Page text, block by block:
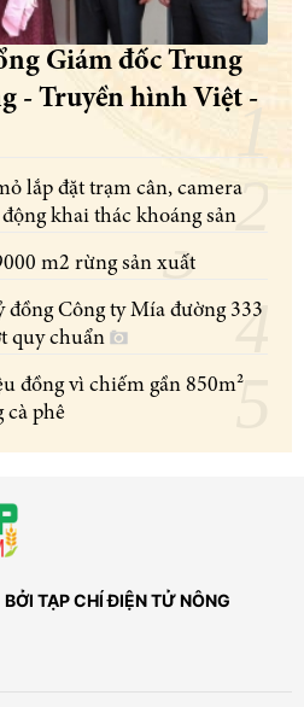
Giám đốc Trung
- Truyền hình Việt -
lắp đặt trạm cân, camera
khai thác khoáng sản
Phát hiện vụ phá hơn 9000 m2 rừng sản xuất
Công ty Mía đường 333
quy chuẩn
đồng vì chiếm gần 850m²
cà phê
BỞI TẠP CHÍ ĐIỆN TỬ NÔNG